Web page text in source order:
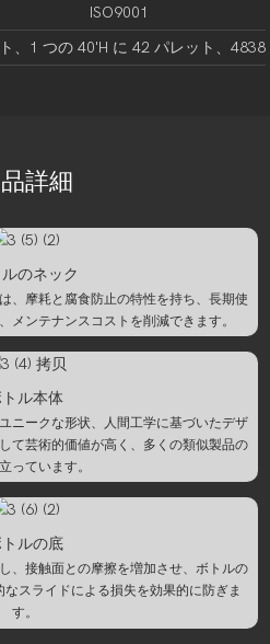
ISO9001
、1 つの 40'H に 42 パレット、
詳細
のネック
、摩耗と腐食防止の特性を持ち、長期使
メンテナンスコストを削減できます。
ル本体
ニークな形状、人間工学に基づいたデザ
て芸術的価値が高く、多くの類似製品の
っています。
ルの底
、接触面との摩擦を増加させ、ボトルの
スライドによる損失を効果的に防ぎま
す。